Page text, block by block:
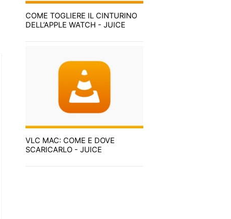
COME TOGLIERE IL CINTURINO
DELL’APPLE WATCH - JUICE
VLC MAC: COME E DOVE
SCARICARLO - JUICE